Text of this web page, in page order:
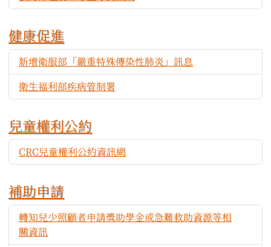
健康促進
新增衛服部「嚴重特殊傳染性肺炎」訊息
衛生福利部疾病管制署
兒童權利公約
CRC兒童權利公約資訊網
補助申請
轉知兒少照顧者申請獎助學金或急難救助資源等相
關資訊